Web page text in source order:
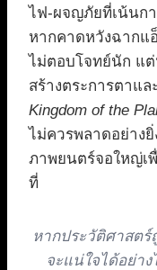
ไฟ-ผจญภัยที่เน้นก
หากคาดหวังฉากแ
ไม่ตอบโจทย์นัก แ
สร้างตระการตาแ
Kingdom of the
ไม่ควรพลาดอย่าง
ภาพยนตร์จอใหญ่เ
ที่
หากประวัติศาสตร์
จะแน่ใจได้อย่า